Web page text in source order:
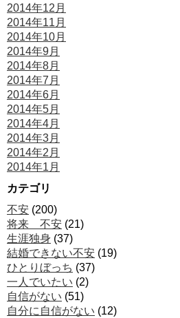
2014年12月
2014年11月
2014年10月
2014年9月
2014年8月
2014年7月
2014年6月
2014年5月
2014年4月
2014年3月
2014年2月
2014年1月
カテゴリ
不安 (200)
将来 不安 (21)
生涯独身 (37)
結婚できない不安 (19)
ひとりぼっち (37)
一人でいたい (2)
自信がない (51)
自分に自信がない (12)